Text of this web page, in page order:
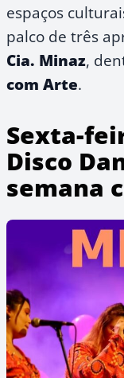
espaços
palco de três
Cia. Minaz,
com Arte.
Sexta-
Disco
semana